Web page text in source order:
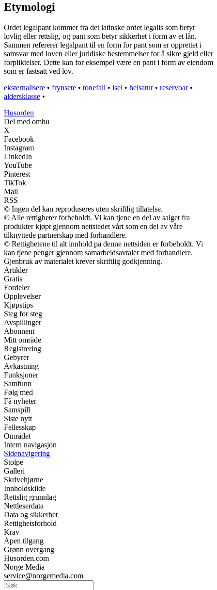
Etymologi
Ordet legalpant kommer fra det latinske ordet legalis som betyr
lovlig eller rettslig, og pant som betyr sikkerhet i form av et lån.
Sammen refererer legalpant til en form for pant som er opprettet i
samsvar med loven eller juridiske bestemmelser for å sikre gjeld eller
forpliktelser. Dette kan for eksempel være en pant i form av eiendom
som er fastsatt ved lov.
eksternalisere • frynsete • tonefall • isel • heisatur• reservoar•
aldersklasse •
Husorden
Del med omhu
X
Facebook
Instagram
LinkedIn
YouTube
Pinterest
TikTok
Mail
RSS
© Ingen del kan reproduseres uten skriftlig tillatelse.
© Alle rettigheter forbeholdt. Vi kan tjene en del av salget fra
produkter kjøpt gjennom nettstedet vårt som en del av våre
tilknyttede partnerskap med forhandlere.
© Rettighetene til alt innhold på denne nettsiden er forbeholdt. Vi
kan tjene penger gjennom samarbeidsavtaler med forhandlere.
Gjenbruk av materialet krever skriftlig godkjenning.
Artikler
Gratis
Fordeler
Opplevelser
Kjøpstips
Steg for steg
Avspillinger
Abonnent
Mitt område
Registrering
Gebyrer
Avkastning
Funksjoner
Samfunn
Følg med
Få nyheter
Samspill
Siste nytt
Fellesskap
Området
Intern navigasjon
Sidenavigering
Stolpe
Galleri
Skrivehjørne
Innholdskilde
Rettslig grunnlag
Nettleserdata
Data og sikkerhet
Rettighetsforhold
Krav
Åpen tilgang
Grønn overgang
Husorden.com
Norge Media
service@norgemedia.com